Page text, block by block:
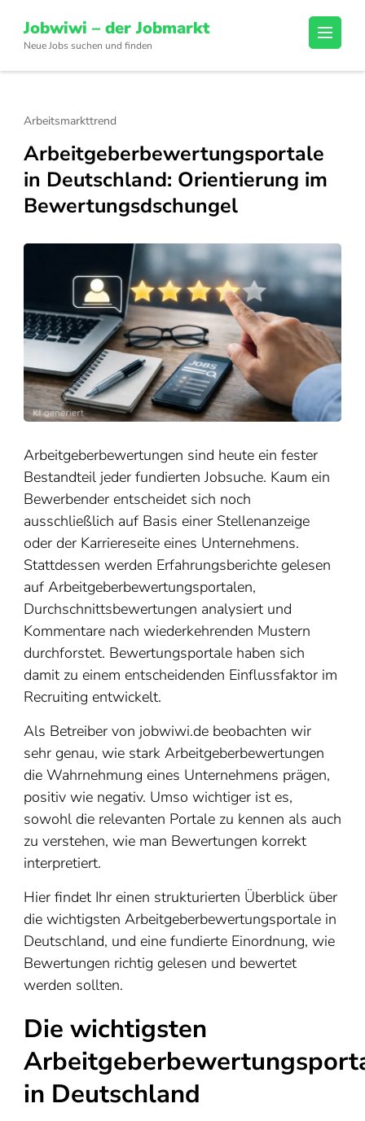
content
(Press
Jobwiwi – der Jobmarkt
Neue Jobs suchen und finden
Arbeitsmarkttrend
Arbeitgeberbewertungsportale
in Deutschland: Orientierung im
Bewertungsdschungel
Arbeitgeberbewertungen sind heute ein fester
Bestandteil jeder fundierten Jobsuche. Kaum ein
Bewerbender entscheidet sich noch
ausschließlich auf Basis einer Stellenanzeige
oder der Karriereseite eines Unternehmens.
Stattdessen werden Erfahrungsberichte gelesen
auf Arbeitgeberbewertungsportalen,
Durchschnittsbewertungen analysiert und
Kommentare nach wiederkehrenden Mustern
durchforstet. Bewertungsportale haben sich
damit zu einem entscheidenden Einflussfaktor im
Recruiting entwickelt.
Als Betreiber von jobwiwi.de beobachten wir
sehr genau, wie stark Arbeitgeberbewertungen
die Wahrnehmung eines Unternehmens prägen,
positiv wie negativ. Umso wichtiger ist es,
sowohl die relevanten Portale zu kennen als auch
zu verstehen, wie man Bewertungen korrekt
interpretiert.
Hier findet Ihr einen strukturierten Überblick über
die wichtigsten Arbeitgeberbewertungsportale in
Deutschland, und eine fundierte Einordnung, wie
Bewertungen richtig gelesen und bewertet
werden sollten.
Die wichtigsten
in Deutschland